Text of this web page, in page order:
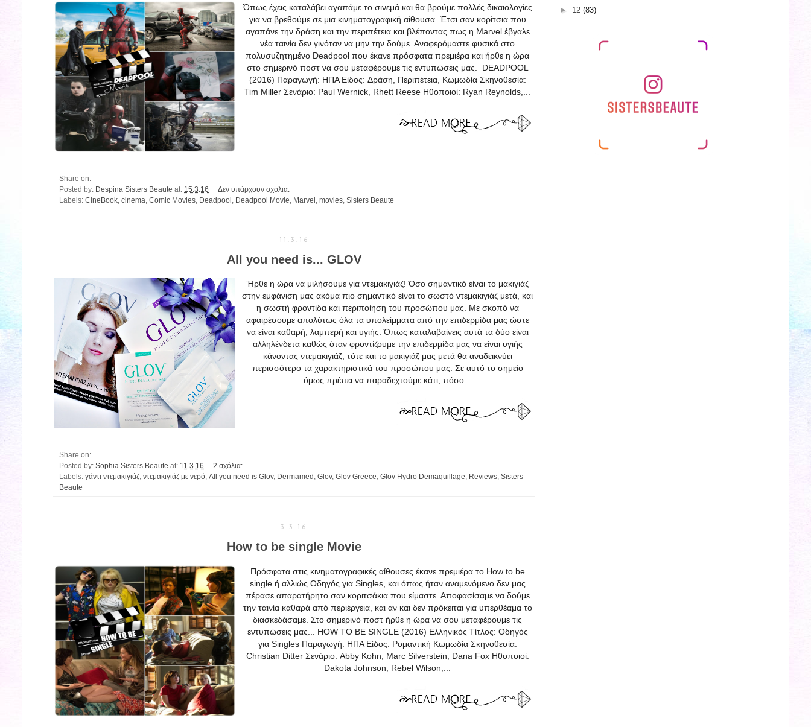
Όπως έχεις καταλάβει αγαπάμε το σινεμά και θα βρούμε πολλές δικαιολογίες
για να βρεθούμε σε μια κινηματογραφική αίθουσα. Έτσι σαν κορίτσια που
αγαπάνε την δράση και την περιπέτεια και βλέποντας πως η Marvel έβγαλε
νέα ταινία δεν γινόταν να μην την δούμε. Αναφερόμαστε φυσικά στο
πολυσυζητημένο Deadpool που έκανε πρόσφατα πρεμιέρα και ήρθε η ώρα
στο σημερινό ποστ να σου μεταφέρουμε τις εντυπώσεις μας. DEADPOOL
(2016) Παραγωγή: ΗΠΑ Είδος: Δράση, Περιπέτεια, Κωμωδία Σκηνοθεσία:
Tim Miller Σενάριο: Paul Wernick, Rhett Reese Ηθοποιοί: Ryan Reynolds,...
Share on:
Posted by: Despina Sisters Beaute at: 15.3.16
Δεν υπάρχουν σχόλια:
Labels: CineBook cinema Comic Movies Deadpool Deadpool Movie Marvel movies Sisters Beaute
11.3.16
All you need is... GLOV
Ήρθε η ώρα να μιλήσουμε για ντεμακιγιάζ! Όσο σημαντικό είναι το μακιγιάζ
στην εμφάνιση μας ακόμα πιο σημαντικό είναι το σωστό ντεμακιγιάζ μετά, και
η σωστή φροντίδα και περιποίηση του προσώπου μας. Με σκοπό να
αφαιρέσουμε απολύτως όλα τα υπολείμματα από την επιδερμίδα μας ώστε
να είναι καθαρή, λαμπερή και υγιής. Όπως καταλαβαίνεις αυτά τα δύο είναι
αλληλένδετα καθώς όταν φροντίζουμε την επιδερμίδα μας να είναι υγιής
κάνοντας ντεμακιγιάζ, τότε και το μακιγιάζ μας μετά θα αναδεικνύει
περισσότερο τα χαρακτηριστικά του προσώπου μας. Σε αυτό το σημείο
όμως πρέπει να παραδεχτούμε κάτι, πόσο...
Share on:
Posted by: Sophia Sisters Beaute at: 11.3.16
2 σχόλια:
Labels: γάντι ντεμακιγιάζ ντεμακιγιάζ με νερό All you need is Glov, Dermamed Glov, Glov Greece Glov Hydro Demaquillage Reviews Sisters
Beaute
3.3.16
How to be single Movie
Πρόσφατα στις κινηματογραφικές αίθουσες έκανε πρεμιέρα το How to be
single ή αλλιώς Οδηγός για Singles, και όπως ήταν αναμενόμενο δεν μας
πέρασε απαρατήρητο σαν κοριτσάκια που είμαστε. Αποφασίσαμε να δούμε
την ταινία καθαρά από περιέργεια, και αν και δεν πρόκειται για υπερθέαμα το
διασκεδάσαμε. Στο σημερινό ποστ ήρθε η ώρα να σου μεταφέρουμε τις
εντυπώσεις μας... HOW TO BE SINGLE (2016) Ελληνικός Τίτλος: Οδηγός
για Singles Παραγωγή: ΗΠΑ Είδος: Ρομαντική Κωμωδία Σκηνοθεσία:
Christian Ditter Σενάριο: Abby Kohn, Marc Silverstein, Dana Fox Ηθοποιοί:
Dakota Johnson, Rebel Wilson,...
► 12 (83)